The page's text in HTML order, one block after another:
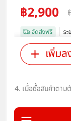
4. เมื่อซื้อสินค้าตาม